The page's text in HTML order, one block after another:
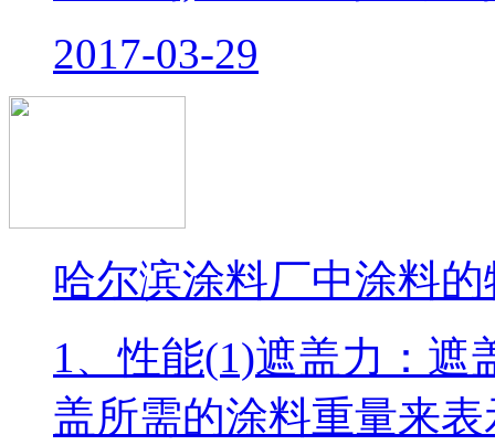
2017-03-29
哈尔滨涂料厂中涂料
1、性能(1)遮盖力：遮
盖所需的涂料重量来